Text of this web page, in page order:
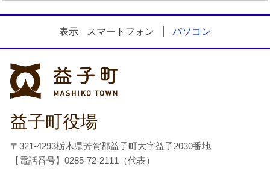
表示 スマートフォン パソコン
益子町役場
〒321-4293栃木県芳賀郡益子町大字益子2030番地
【電話番号】0285-72-2111（代表）